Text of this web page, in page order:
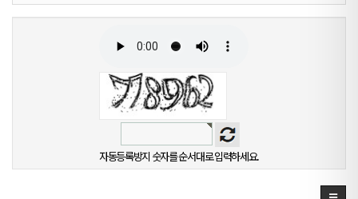
자동등록방지 숫자를 순서대로 입력하세요.